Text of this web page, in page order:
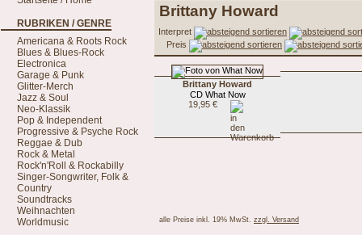
RUBRIKEN / GENRE
Americana & Roots Rock
Blues & Blues-Rock
Electronica
Garage & Punk
Glitter-Merch
Jazz & Soul
Neo-Klassik
Pop & Independent
Progressive & Psyche Rock
Reggae & Dub
Rock & Metal
Rock'n'Roll & Rockabilly
Singer-Songwriter, Folk &
Country
Soundtracks
Weihnachten
Worldmusic
Brittany Howard
Interpret
Preis
Brittany Howard
CD What Now
19,95 €
alle Preise inkl. 19% MwSt. zzgl. Versand